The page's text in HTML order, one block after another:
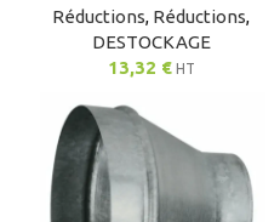
Réductions, Réductions,
DESTOCKAGE
13,32 € HT